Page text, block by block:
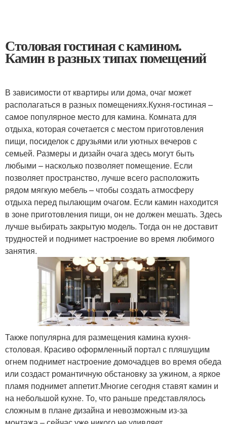
Столовая гостиная с камином.
Камин в разных типах помещений
В зависимости от квартиры или дома, очаг может
располагаться в разных помещениях.Кухня-гостиная –
самое популярное место для камина. Комната для
отдыха, которая сочетается с местом приготовления
пищи, посиделок с друзьями или уютных вечеров с
семьей. Размеры и дизайн очага здесь могут быть
любыми – насколько позволяет помещение. Если
позволяет пространство, лучше всего расположить
рядом мягкую мебель – чтобы создать атмосферу
отдыха перед пылающим очагом. Если камин находится
в зоне приготовления пищи, он не должен мешать. Здесь
лучше выбирать закрытую модель. Тогда он не доставит
трудностей и поднимет настроение во время любимого
занятия.
Также популярна для размещения камина кухня-
столовая. Красиво оформленный портал с пляшущим
огнем поднимет настроение домочадцев во время обеда
или создаст романтичную обстановку за ужином, а яркое
пламя поднимет аппетит.Многие сегодня ставят камин и
на небольшой кухне. То, что раньше представлялось
сложным в плане дизайна и невозможным из-за